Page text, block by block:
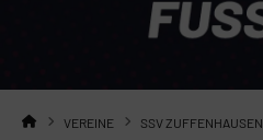
VEREINE SSV ZUFFENHAUSEN